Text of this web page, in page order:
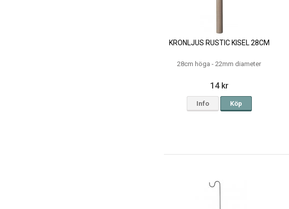
KRONLJUS RUSTIC KISEL 28CM
28cm höga - 22mm diameter
14 kr
Info Köp